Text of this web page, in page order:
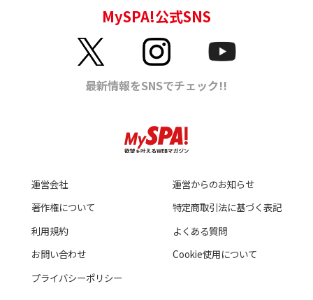
運営会社
運営からのお知らせ
著作権について
特定商取引法に基づく表記
利用規約
よくある質問
お問い合わせ
Cookie使用について
プライバシーポリシー